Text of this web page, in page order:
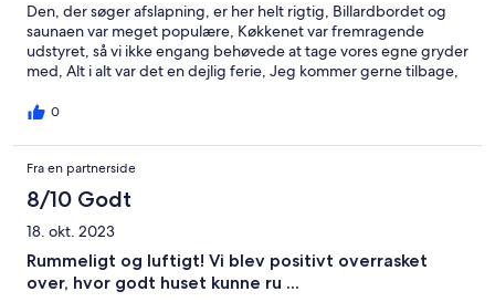
Den, der søger afslapning, er her helt rigtig, Billardbordet og
saunaen var meget populære, Køkkenet var fremragende
udstyret, så vi ikke engang behøvede at tage vores egne gryder
med, Alt i alt var det en dejlig ferie, Jeg kommer gerne tilbage,
0
Fra en partnerside
8/10 Godt
18. okt. 2023
Rummeligt og luftigt! Vi blev positivt overrasket
over, hvor godt huset kunne ru ...